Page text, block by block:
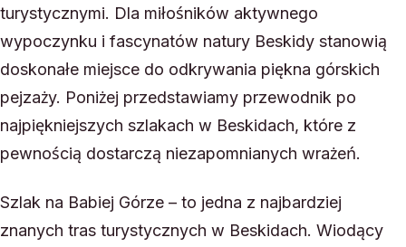
turystycznymi. Dla miłośników aktywnego
wypoczynku i fascynatów natury Beskidy stanowią
doskonałe miejsce do odkrywania piękna górskich
pejzaży. Poniżej przedstawiamy przewodnik po
najpiękniejszych szlakach w Beskidach, które z
pewnością dostarczą niezapomnianych wrażeń.
Szlak na Babiej Górze – to jedna z najbardziej
znanych tras turystycznych w Beskidach. Wiodący